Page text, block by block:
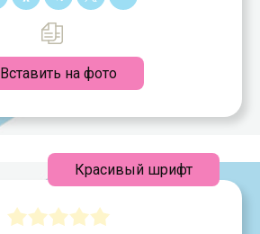
Вставить на фото
Красивый шрифт